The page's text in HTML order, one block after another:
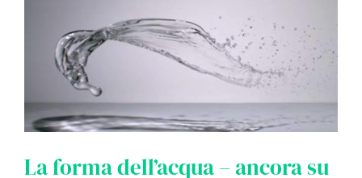
La forma dell’acqua – ancora su